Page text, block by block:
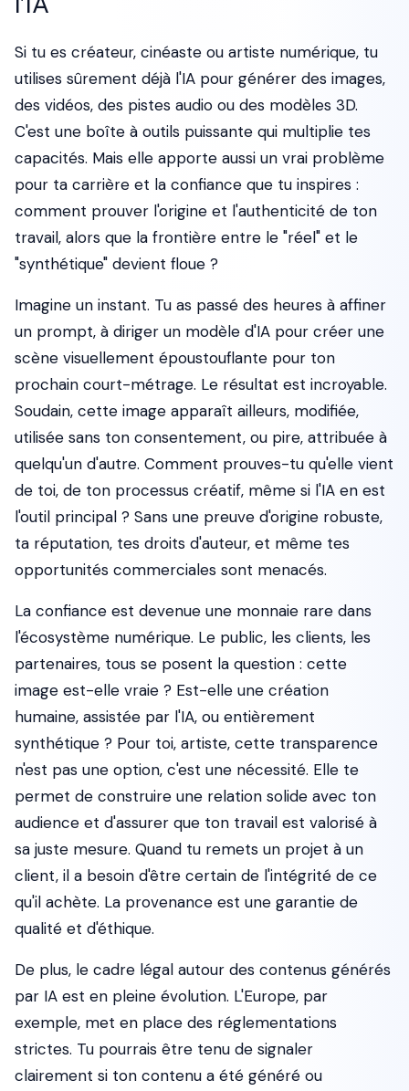
Si tu es créateur, cinéaste ou artiste numérique, tu
utilises sûrement déjà l'IA pour générer des images,
des vidéos, des pistes audio ou des modèles 3D.
C'est une boîte à outils puissante qui multiplie tes
capacités. Mais elle apporte aussi un vrai problème
pour ta carrière et la confiance que tu inspires :
comment prouver l'origine et l'authenticité de ton
travail, alors que la frontière entre le "réel" et le
"synthétique" devient floue ?
Imagine un instant. Tu as passé des heures à affiner
un prompt, à diriger un modèle d'IA pour créer une
scène visuellement époustouflante pour ton
prochain court-métrage. Le résultat est incroyable.
Soudain, cette image apparaît ailleurs, modifiée,
utilisée sans ton consentement, ou pire, attribuée à
quelqu'un d'autre. Comment prouves-tu qu'elle vient
de toi, de ton processus créatif, même si l'IA en est
l'outil principal ? Sans une preuve d'origine robuste,
ta réputation, tes droits d'auteur, et même tes
opportunités commerciales sont menacés.
La confiance est devenue une monnaie rare dans
l'écosystème numérique. Le public, les clients, les
partenaires, tous se posent la question : cette
image est-elle vraie ? Est-elle une création
humaine, assistée par l'IA, ou entièrement
synthétique ? Pour toi, artiste, cette transparence
n'est pas une option, c'est une nécessité. Elle te
permet de construire une relation solide avec ton
audience et d'assurer que ton travail est valorisé à
sa juste mesure. Quand tu remets un projet à un
client, il a besoin d'être certain de l'intégrité de ce
qu'il achète. La provenance est une garantie de
qualité et d'éthique.
De plus, le cadre légal autour des contenus générés
par IA est en pleine évolution. L'Europe, par
exemple, met en place des réglementations
strictes. Tu pourrais être tenu de signaler
clairement si ton contenu a été généré ou